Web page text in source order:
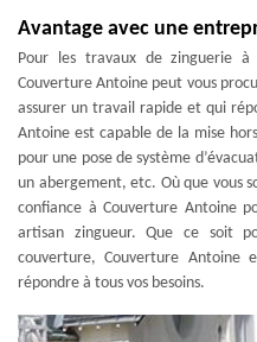
Avantage avec une
Pour les travaux de zinguerie
Couverture Antoine peut vous
assurer un travail rapide et qui
Antoine est capable de la mise
pour une pose de système
un abergement, etc. Où que vous
confiance à Couverture Antoine
artisan zingueur. Que ce soit
couverture, Couverture Antoine
répondre à tous vos besoins.